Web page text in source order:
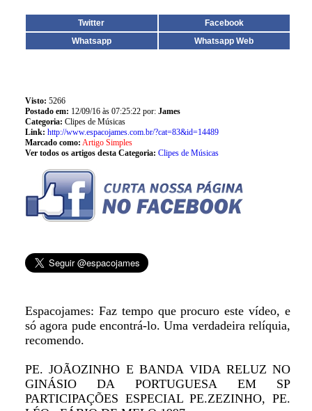
Twitter
Facebook
Whatsapp
Whatsapp Web
Visto: 5266
Postado em: 12/09/16 às 07:25:22 por: James
Categoria: Clipes de Músicas
Link: http://www.espacojames.com.br/?cat=83&id=14489
Marcado como: Artigo Simples
Ver todos os artigos desta Categoria: Clipes de Músicas
Espacojames: Faz tempo que procuro este vídeo, e
só agora pude encontrá-lo. Uma verdadeira relíquia,
recomendo.
PE. JOÃOZINHO E BANDA VIDA RELUZ NO
GINÁSIO DA PORTUGUESA EM SP
PARTICIPAÇÕES ESPECIAL PE.ZEZINHO, PE.